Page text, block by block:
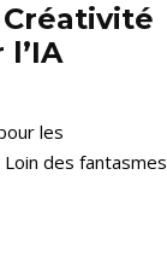
les
des fantasmes